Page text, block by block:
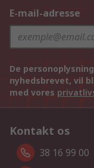
E-mail-adresse
De
nyhedsbrevet, vil
med vores
Kontakt os
38 16 99 00